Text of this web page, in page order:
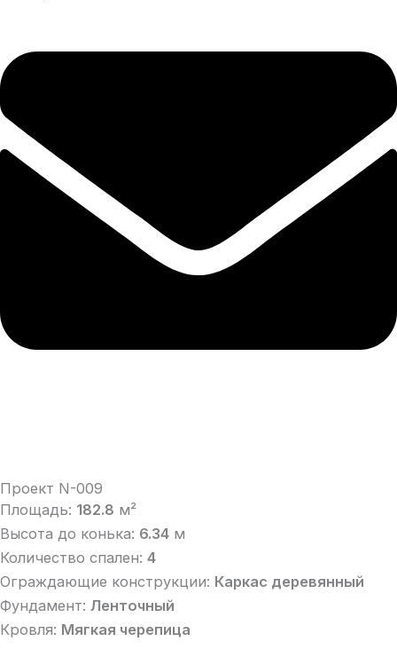
Проект N-009
Площадь: 182.8 м²
Высота до конька: 6.34 м
Количество спален: 4
Ограждающие конструкции: Каркас деревянный
Фундамент: Ленточный
Кровля: Мягкая черепица